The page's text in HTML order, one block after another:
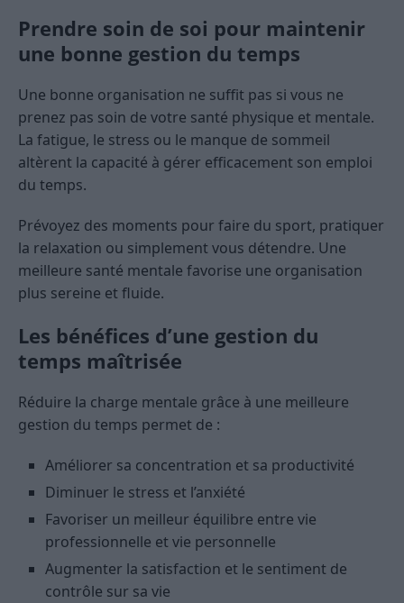
Prendre soin de soi pour maintenir
une bonne gestion du temps
Une bonne organisation ne suffit pas si vous ne
prenez pas soin de votre santé physique et mentale.
La fatigue, le stress ou le manque de sommeil
altèrent la capacité à gérer efficacement son emploi
du temps.
Prévoyez des moments pour faire du sport, pratiquer
la relaxation ou simplement vous détendre. Une
meilleure santé mentale favorise une organisation
plus sereine et fluide.
Les bénéfices d’une gestion du
temps maîtrisée
Réduire la charge mentale grâce à une meilleure
gestion du temps permet de :
Améliorer sa concentration et sa productivité
Diminuer le stress et l’anxiété
Favoriser un meilleur équilibre entre vie
professionnelle et vie personnelle
Augmenter la satisfaction et le sentiment de
contrôle sur sa vie